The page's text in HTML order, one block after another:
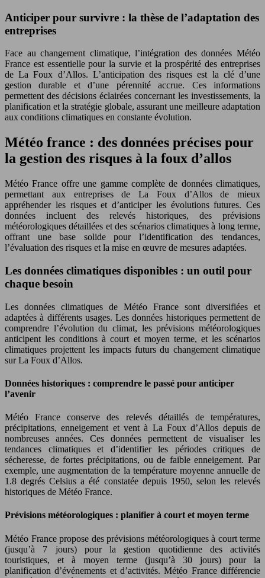
Anticiper pour survivre : la thèse de l’adaptation des
entreprises
Face au changement climatique, l’intégration des données Météo
France est essentielle pour la survie et la prospérité des entreprises
de La Foux d’Allos. L’anticipation des risques est la clé d’une
gestion durable et d’une pérennité accrue. Ces informations
permettent des décisions éclairées concernant les investissements, la
planification et la stratégie globale, assurant une meilleure adaptation
aux conditions climatiques en constante évolution.
Météo france : des données précises pour
la gestion des risques à la foux d’allos
Météo France offre une gamme complète de données climatiques,
permettant aux entreprises de La Foux d’Allos de mieux
appréhender les risques et d’anticiper les évolutions futures. Ces
données incluent des relevés historiques, des prévisions
météorologiques détaillées et des scénarios climatiques à long terme,
offrant une base solide pour l’identification des tendances,
l’évaluation des risques et la mise en œuvre de mesures adaptées.
Les données climatiques disponibles : un outil pour
chaque besoin
Les données climatiques de Météo France sont diversifiées et
adaptées à différents usages. Les données historiques permettent de
comprendre l’évolution du climat, les prévisions météorologiques
anticipent les conditions à court et moyen terme, et les scénarios
climatiques projettent les impacts futurs du changement climatique
sur La Foux d’Allos.
Données historiques : comprendre le passé pour anticiper
l’avenir
Météo France conserve des relevés détaillés de températures,
précipitations, enneigement et vent à La Foux d’Allos depuis de
nombreuses années. Ces données permettent de visualiser les
tendances climatiques et d’identifier les périodes critiques de
sécheresse, de fortes précipitations, ou de faible enneigement. Par
exemple, une augmentation de la température moyenne annuelle de
1.8 degrés Celsius a été constatée depuis 1950, selon les relevés
historiques de Météo France.
Prévisions météorologiques : planifier à court et moyen terme
Météo France propose des prévisions météorologiques à court terme
(jusqu’à 7 jours) pour la gestion quotidienne des activités
touristiques, et à moyen terme (jusqu’à 30 jours) pour la
planification d’événements et d’activités. Météo France différencie